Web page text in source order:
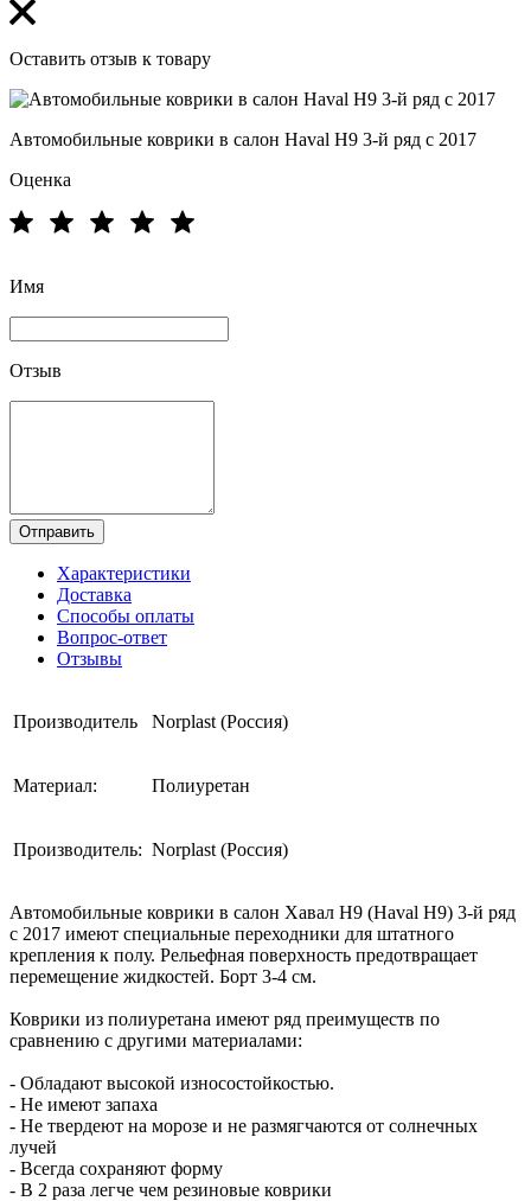
Оставить отзыв к товару
Автомобильные коврики в салон Haval Н9 3-й ряд с 2017
Оценка
Имя
Отзыв
Отправить
Характеристики
Доставка
Способы оплаты
Вопрос-ответ
Отзывы
Производитель Norplast (Россия)
Материал: Полиуретан
Производитель: Norplast (Россия)
Автомобильные коврики в салон Хавал Н9 (Haval Н9) 3-й ряд
с 2017 имеют специальные переходники для штатного
крепления к полу. Рельефная поверхность предотвращает
перемещение жидкостей. Борт 3-4 см.
Коврики из полиуретана имеют ряд преимуществ по
сравнению с другими материалами:
- Обладают высокой износостойкостью.
- Не имеют запаха
- Не твердеют на морозе и не размягчаются от солнечных
лучей
- Всегда сохраняют форму
- В 2 раза легче чем резиновые коврики